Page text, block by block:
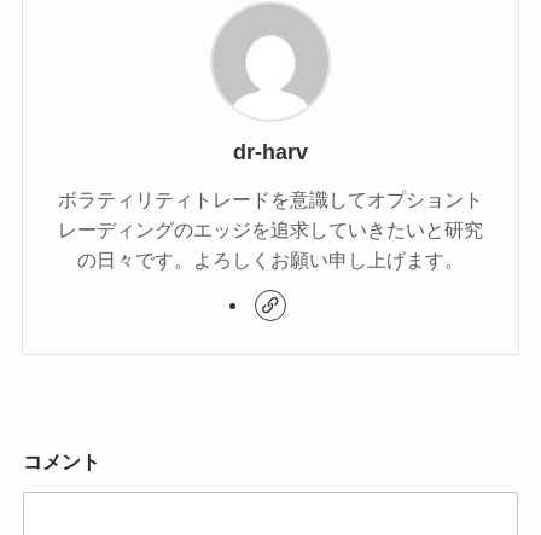
dr-harv
ボラティリティトレードを意識してオプショント
レーディングのエッジを追求していきたいと研究
の日々です。よろしくお願い申し上げます。
コメント